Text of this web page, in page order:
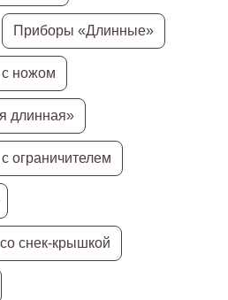
Приборы «Длинные»
ножом
длинная»
ограничителем
снек-крышкой